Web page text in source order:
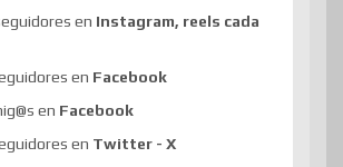
en Instagram, reels cada
en Facebook
en Facebook
en Twitter - X